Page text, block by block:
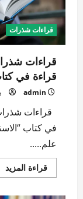
قراءات شذرات
قراءات
قراءة في
admin
قراءات
في كتاب
علم.....
قراءة المزيد